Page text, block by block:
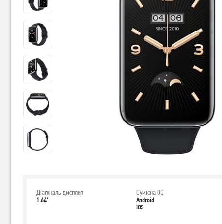
Діагональ дисплея
1.64"
Сумісна ОС
Android
iOS